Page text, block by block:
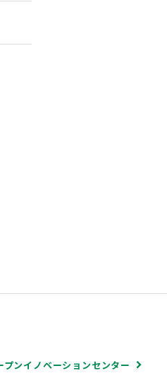
プンイノベーションセンター